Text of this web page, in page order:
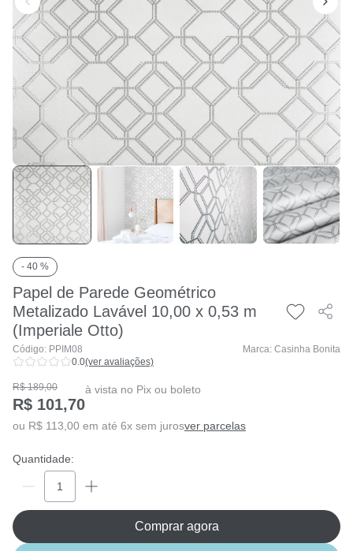
- 40 %
Papel de Parede Geométrico
Metalizado Lavável 10,00 x 0,53 m
(Imperiale Otto)
Código: PPIM08
Marca: Casinha Bonita
0.0(ver avaliações)
R$ 189,00
R$ 101,70
à vista no Pix ou boleto
ou R$ 113,00 em até 6x sem jurosver parcelas
Quantidade:
Comprar agora